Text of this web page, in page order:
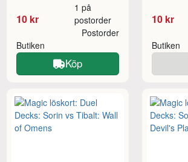
10 kr
1 på
postorder
Butiken
Postorder
Köp
10 kr
Butiken